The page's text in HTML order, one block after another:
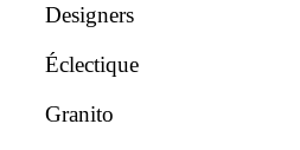
Designers
Éclectique
Granito